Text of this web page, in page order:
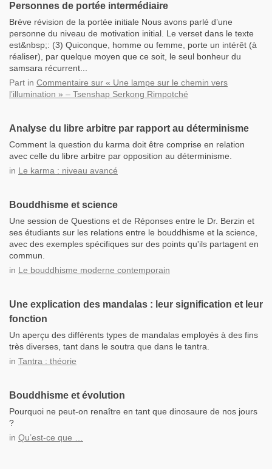
Personnes de portée intermédiaire
Brève révision de la portée initiale Nous avons parlé d’une
personne du niveau de motivation initial. Le verset dans le texte
est&nbsp;: (3) Quiconque, homme ou femme, porte un intérêt (à
réaliser), par quelque moyen que ce soit, le seul bonheur du
samsara récurrent...
Part in Commentaire sur « Une lampe sur le chemin vers
l’illumination » – Tsenshap Serkong Rimpotché
Analyse du libre arbitre par rapport au déterminisme
Comment la question du karma doit être comprise en relation
avec celle du libre arbitre par opposition au déterminisme.
in Le karma : niveau avancé
Bouddhisme et science
Une session de Questions et de Réponses entre le Dr. Berzin et
ses étudiants sur les relations entre le bouddhisme et la science,
avec des exemples spécifiques sur des points qu'ils partagent en
commun.
in Le bouddhisme moderne contemporain
Une explication des mandalas : leur signification et leur
fonction
Un aperçu des différents types de mandalas employés à des fins
très diverses, tant dans le soutra que dans le tantra.
in Tantra : théorie
Bouddhisme et évolution
Pourquoi ne peut-on renaître en tant que dinosaure de nos jours
?
in Qu’est-ce que …